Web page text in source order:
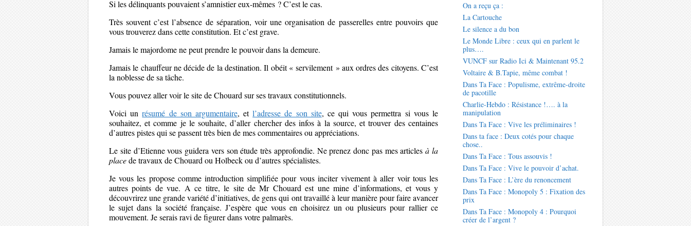
Si les délinquants pouvaient s’amnistier eux-mêmes ? C’est le cas.
Très souvent c’est l’absence de séparation, voir une organisation de passerelles entre pouvoirs que
vous trouverez dans cette constitution. Et c’est grave.
Jamais le majordome ne peut prendre le pouvoir dans la demeure.
Jamais le chauffeur ne décide de la destination. Il obéit « servilement » aux ordres des citoyens. C’est
la noblesse de sa tâche.
Vous pouvez aller voir le site de Chouard sur ses travaux constitutionnels.
Voici unrésumé de son argumentaire, etl’adresse de son site, ce qui vous permettra si vous le
souhaitez, et comme je le souhaite, d’aller chercher des infos à la source, et trouver des centaines
d’autres pistes qui se passent très bien de mes commentaires ou appréciations.
Le site d’Etienne vous guidera vers son étude très approfondie. Ne prenez donc pas mes articlesà la
placede travaux de Chouard ou Holbeck ou d’autres spécialistes.
Je vous les propose comme introduction simplifiée pour vous inciter vivement à aller voir tous les
autres points de vue. A ce titre, le site de Mr Chouard est une mine d’informations, et vous y
découvrirez une grande variété d’initiatives, de gens qui ont travaillé à leur manière pour faire avancer
le sujet dans la société française. J’espère que vous en choisirez un ou plusieurs pour rallier ce
mouvement. Je serais ravi de figurer dans votre palmarès.
On a reçu ça :
La Cartouche
Le silence a du bon
Le Monde Libre : ceux qui en parlent le
plus….
VUNCF sur Radio Ici & Maintenant 95.2
Voltaire & B.Tapie, même combat !
Dans Ta Face : Populisme, extrême-droite
de pacotille
Charlie-Hebdo : Résistance !…. à la
manipulation
Dans Ta Face : Vive les préliminaires !
Dans ta face : Deux cotés pour chaque
chose..
Dans Ta Face : Tous assouvis !
Dans Ta Face : Vive le pouvoir d’achat.
Dans Ta Face : L’ère du renoncement
Dans Ta Face : Monopoly 5 : Fixation des
prix
Dans Ta Face : Monopoly 4 : Pourquoi
créer de l’argent ?